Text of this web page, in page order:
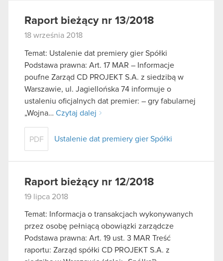
Raport bieżący nr 13/2018
18 września 2018
Temat: Ustalenie dat premiery gier Spółki
Podstawa prawna: Art. 17 MAR – Informacje
poufne Zarząd CD PROJEKT S.A. z siedzibą w
Warszawie, ul. Jagiellońska 74 informuje o
ustaleniu oficjalnych dat premier: – gry fabularnej
„Wojna… Czytaj dalej
PDF Ustalenie dat premiery gier Spółki
Raport bieżący nr 12/2018
19 lipca 2018
Temat: Informacja o transakcjach wykonywanych
przez osobę pełniącą obowiązki zarządcze
Podstawa prawna: Art. 19 ust. 3 MAR Treść
raportu: Zarząd spółki CD PROJEKT S.A. z